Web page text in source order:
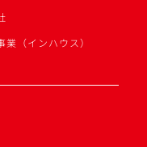
業（インハウス）